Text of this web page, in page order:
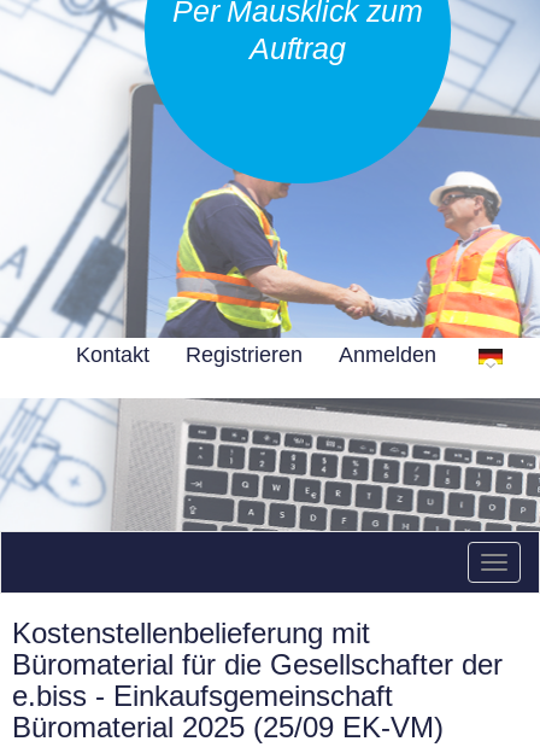
Per Mausklick zum
Auftrag
Kontakt Registrieren Anmelden
Kostenstellenbelieferung mit
Büromaterial für die Gesellschafter der
e.biss - Einkaufsgemeinschaft
Büromaterial 2025 (25/09 EK-VM)